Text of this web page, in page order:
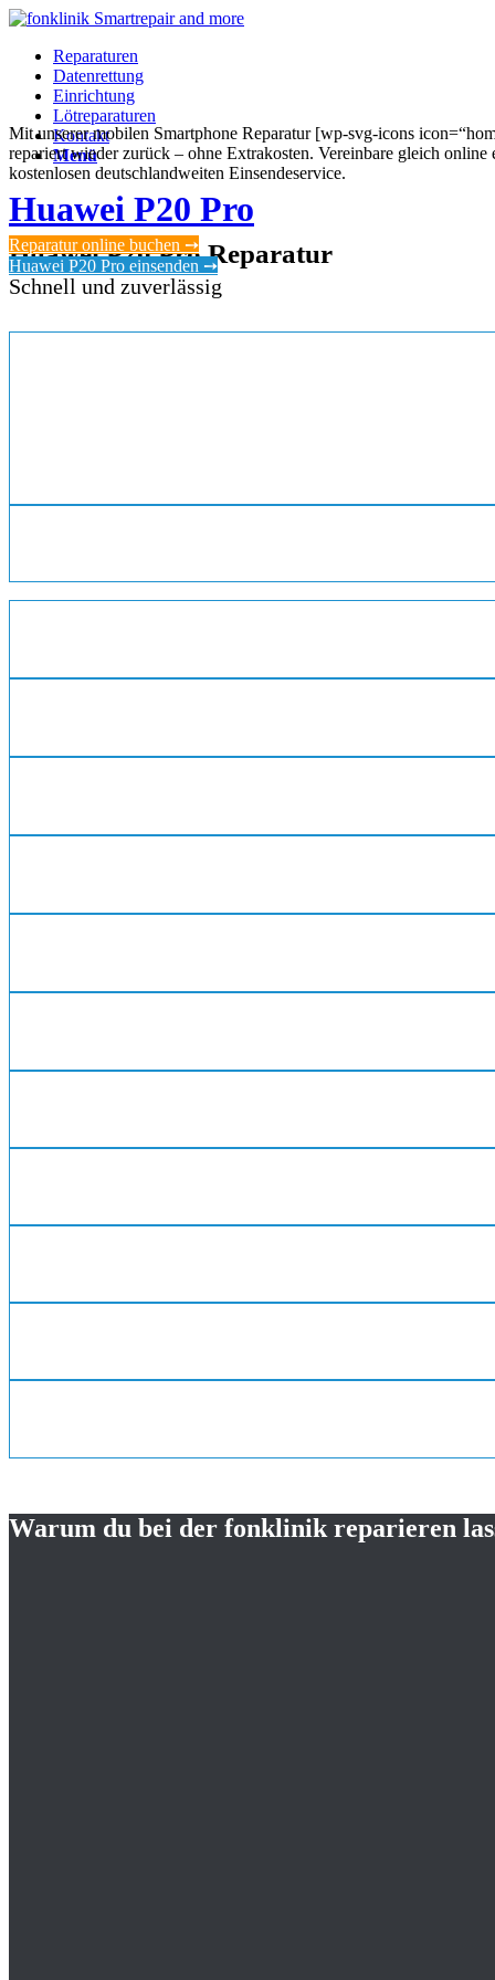
Reparaturen
Datenrettung
Einrichtung
Lötreparaturen
Kontakt
Menü
Huawei P20 Pro
Huawei P20 Pro Reparatur
Schnell und zuverlässig
Mit unserer mobilen Smartphone Reparatur [wp-svg-icons
repariert wieder zurück – ohne Extrakosten. Vereinbare gleich
kostenlosen deutschlandweiten Einsendeservice.
Reparatur online buchen ➙
Huawei P20 Pro einsenden ➙
Warum du bei der fonklinik reparieren